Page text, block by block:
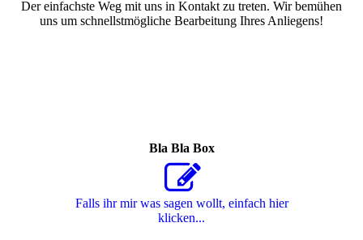
Der einfachste Weg mit uns in Kontakt zu treten. Wir bemühen
uns um schnellstmögliche Bearbeitung Ihres Anliegens!
Bla Bla Box
Falls ihr mir was sagen wollt, einfach hier
klicken...